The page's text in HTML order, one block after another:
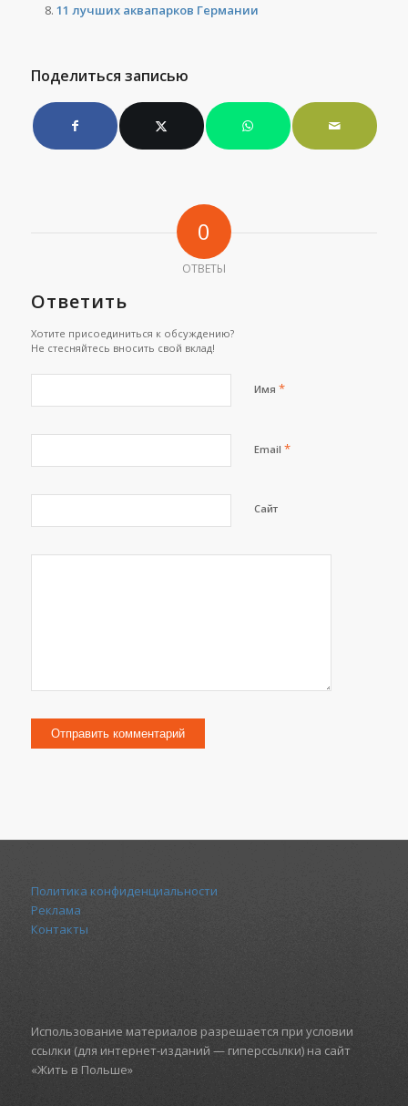
11 лучших аквапарков Германии
Поделиться записью
0
ОТВЕТЫ
Ответить
Хотите присоединиться к обсуждению?
Не стесняйтесь вносить свой вклад!
Имя *
Email *
Сайт
Политика конфиденциальности
Реклама
Контакты
Использование материалов разрешается при условии
ссылки (для интернет-изданий — гиперссылки) на сайт
«Жить в Польше»